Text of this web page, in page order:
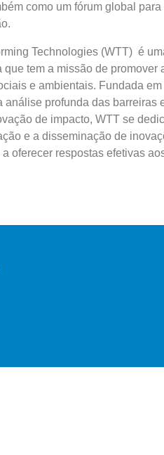
como um fórum global
Technologies (WTT) é
tem a missão de promover
e ambientais. Fundada
análise profunda das barreiras
de impacto, WTT se
e a disseminação de
oferecer respostas efetivas